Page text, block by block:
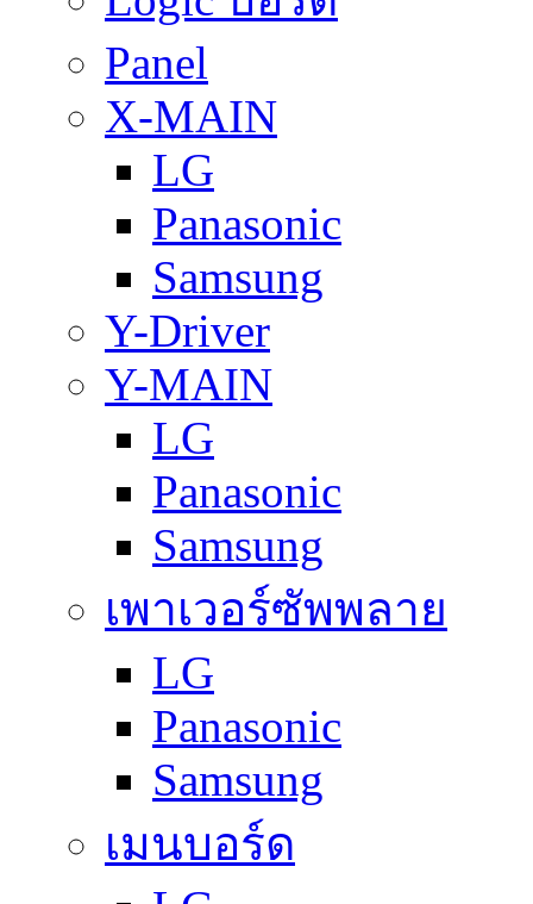
Panel
X-MAIN
LG
Panasonic
Samsung
Y-Driver
Y-MAIN
LG
Panasonic
Samsung
เพาเวอร์ซัพพลาย
LG
Panasonic
Samsung
เมนบอร์ด